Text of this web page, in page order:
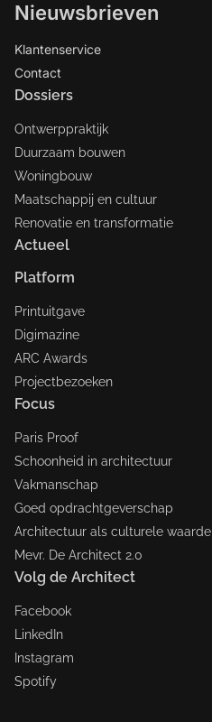
Nieuwsbrieven
Klantenservice
Contact
Dossiers
Ontwerppraktijk
Duurzaam bouwen
Woningbouw
Maatschappij en cultuur
Renovatie en transformatie
Actueel
Platform
Printuitgave
Digimazine
ARC Awards
Projectbezoeken
Focus
Paris Proof
Schoonheid in architectuur
Vakmanschap
Goed opdrachtgeverschap
Architectuur als culturele waarde
Mevr. De Architect 2.0
Volg de Architect
Facebook
LinkedIn
Instagram
Spotify